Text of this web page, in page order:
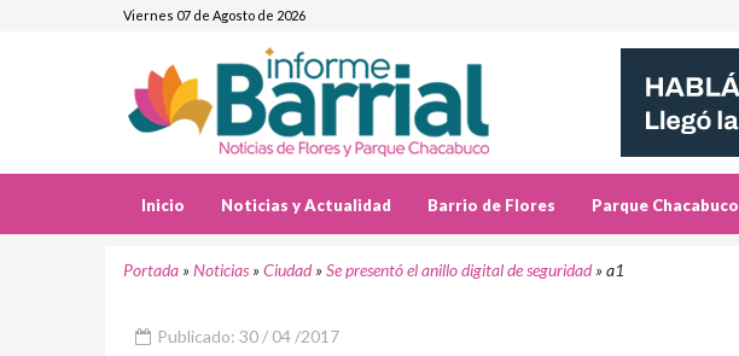
Viernes 07 de Agosto de 2026
Inicio Noticias y Actualidad Barrio de Flores Parque Chacabuco
Portada »Noticias »Ciudad»Se presentó el anillo digital de seguridad»a1
Publicado: 30 / 04 /2017